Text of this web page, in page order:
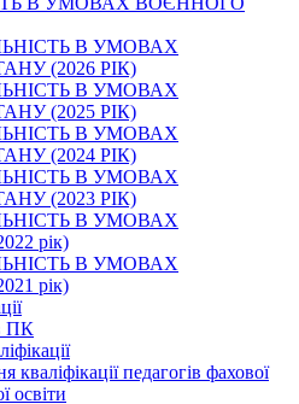
В УМОВАХ
(2026 РІК)
В УМОВАХ
(2025 РІК)
В УМОВАХ
(2024 РІК)
В УМОВАХ
(2023 РІК)
В УМОВАХ
рік)
В УМОВАХ
рік)
ПК
кваліфікації педагогів фахової
освіти